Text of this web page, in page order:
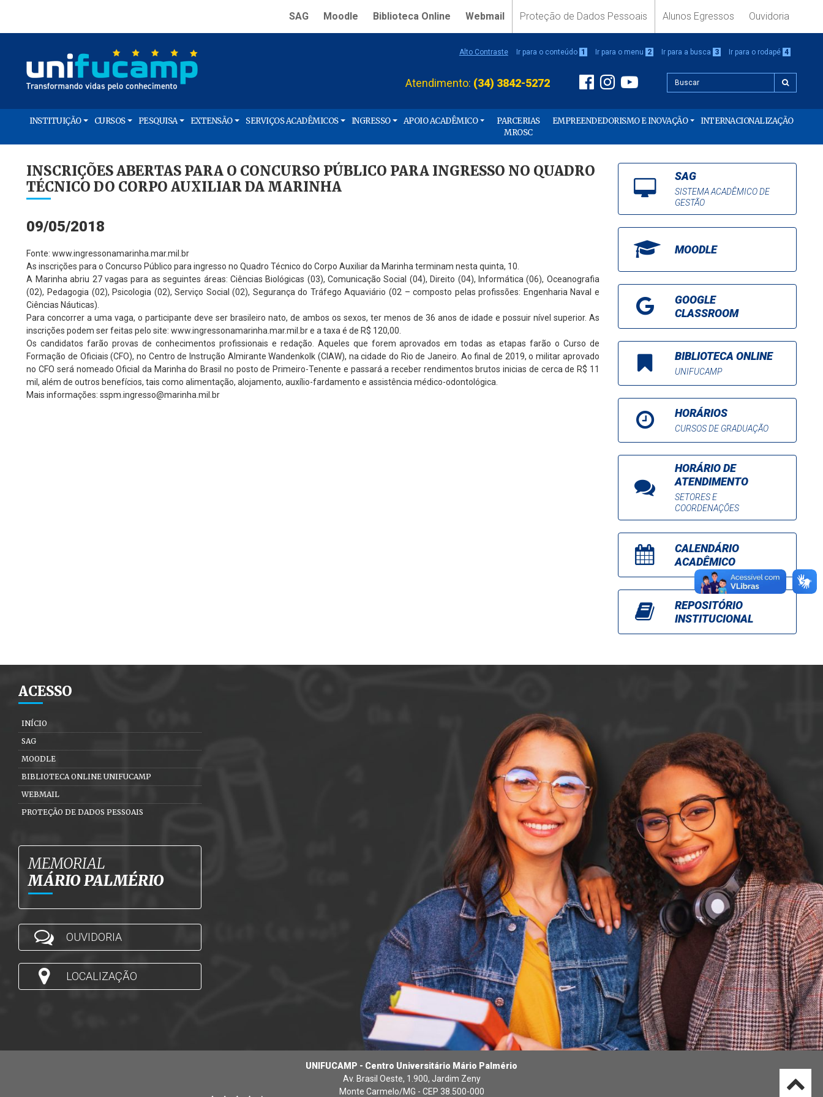
SAG Moodle Biblioteca Online Webmail Proteção de Dados Pessoais Alunos Egressos Ouvidoria
Alto Contraste Ir para o conteúdo 1 Ir para o menu 2 Ir para a busca 3 Ir para o rodapé 4
Atendimento: (34) 3842-5272
INSTITUIÇÃO CURSOS PESQUISA EXTENSÃO SERVIÇOS ACADÊMICOS INGRESSO APOIO ACADÊMICO
PARCERIAS
MROSC
EMPREENDEDORISMO E INOVAÇÃO INTERNACIONALIZAÇÃO
INSCRIÇÕES ABERTAS PARA O CONCURSO PÚBLICO PARA INGRESSO NO QUADRO
TÉCNICO DO CORPO AUXILIAR DA MARINHA
09/05/2018
Fonte: www.ingressonamarinha.mar.mil.br
As inscrições para o Concurso Público para ingresso no Quadro Técnico do Corpo Auxiliar da Marinha terminam nesta quinta, 10.
A Marinha abriu 27 vagas para as seguintes áreas: Ciências Biológicas (03), Comunicação Social (04), Direito (04), Informática (06), Oceanografia
(02), Pedagogia (02), Psicologia (02), Serviço Social (02), Segurança do Tráfego Aquaviário (02 – composto pelas profissões: Engenharia Naval e
Ciências Náuticas).
Para concorrer a uma vaga, o participante deve ser brasileiro nato, de ambos os sexos, ter menos de 36 anos de idade e possuir nível superior. As
inscrições podem ser feitas pelo site: www.ingressonamarinha.mar.mil.br e a taxa é de R$ 120,00.
Os candidatos farão provas de conhecimentos profissionais e redação. Aqueles que forem aprovados em todas as etapas farão o Curso de
Formação de Oficiais (CFO), no Centro de Instrução Almirante Wandenkolk (CIAW), na cidade do Rio de Janeiro. Ao final de 2019, o militar aprovado
no CFO será nomeado Oficial da Marinha do Brasil no posto de Primeiro-Tenente e passará a receber rendimentos brutos inicias de cerca de R$ 11
mil, além de outros benefícios, tais como alimentação, alojamento, auxílio-fardamento e assistência médico-odontológica.
Mais informações: sspm.ingresso@marinha.mil.br
SAG
SISTEMA ACADÊMICO DE
GESTÃO
MOODLE
GOOGLE
CLASSROOM
BIBLIOTECA ONLINE
UNIFUCAMP
HORÁRIOS
CURSOS DE GRADUAÇÃO
HORÁRIO DE
ATENDIMENTO
SETORES E
COORDENAÇÕES
CALENDÁRIO
ACADÊMICO
REPOSITÓRIO
INSTITUCIONAL
ACESSO
INÍCIO
SAG
MOODLE
BIBLIOTECA ONLINE UNIFUCAMP
WEBMAIL
PROTEÇÃO DE DADOS PESSOAIS
MEMORIAL
MÁRIO PALMÉRIO
OUVIDORIA
LOCALIZAÇÃO
UNIFUCAMP - Centro Universitário Mário Palmério
Av. Brasil Oeste, 1.900, Jardim Zeny
Monte Carmelo/MG - CEP 38.500-000